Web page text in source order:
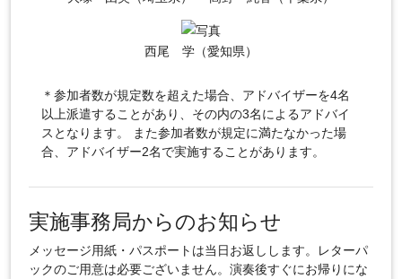
西尾 学（愛知県）
＊参加者数が規定数を超えた場合、アドバイザーを4名
以上派遣することがあり、その内の3名によるアドバイ
スとなります。 また参加者数が規定に満たなかった場
合、アドバイザー2名で実施することがあります。
実施事務局からのお知らせ
メッセージ用紙・パスポートは当日お返しします。レターパ
ックのご用意は必要ございません。演奏後すぐにお帰りにな